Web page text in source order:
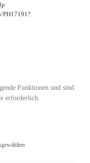
PH17191?
Funktionen und sind
erforderlich.